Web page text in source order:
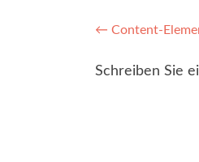
Post
← Content-
Schreiben Sie